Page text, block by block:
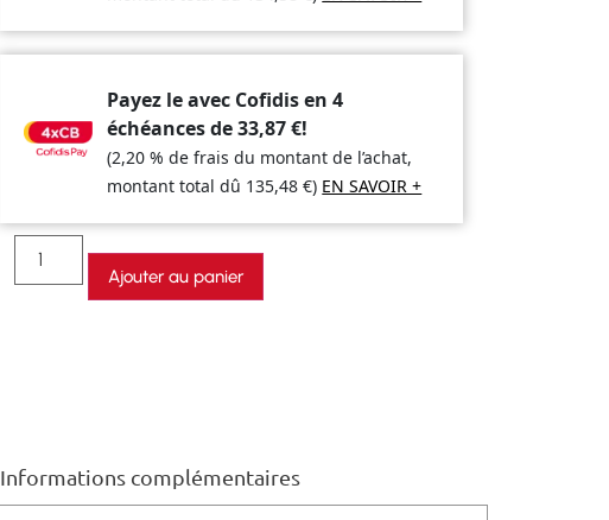
Payez le avec Cofidis en 4
échéances de33,87€!
(2,20 % de frais du montant de l’achat,
montant total dû 135,48€) EN SAVOIR +
Ajouter au panier
Informations complémentaires